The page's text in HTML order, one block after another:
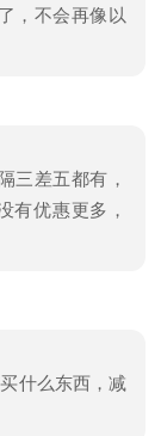
，不会再像以
三差五都有，
有优惠更多，
什么东西，减